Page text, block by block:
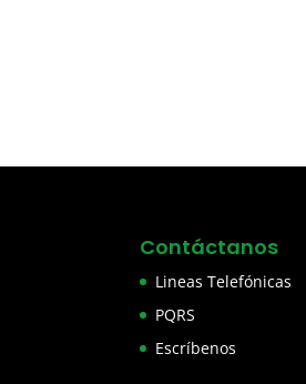
Contáctanos
Lineas Telefónicas
PQRS
Escríbenos